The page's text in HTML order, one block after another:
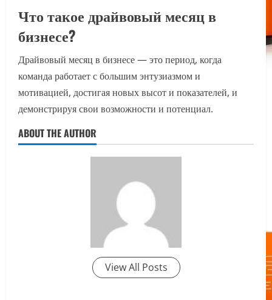
Что такое драйвовый месяц в
бизнесе?
Драйвовый месяц в бизнесе — это период, когда
команда работает с большим энтузиазмом и
мотивацией, достигая новых высот и показателей, и
демонстрируя свои возможности и потенциал.
ABOUT THE AUTHOR
View All Posts